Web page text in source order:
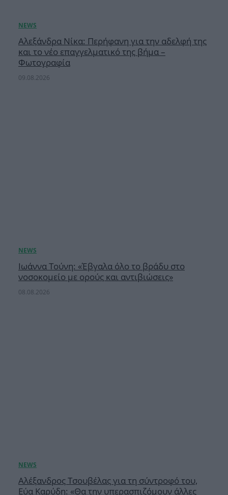
Αλεξάνδρα Νίκα: Περήφανη για την αδελφή της
και το νέο επαγγελματικό της βήμα –
Φωτογραφία
09.08.2026
Ιωάννα Τούνη: «Έβγαλα όλο το βράδυ στο
νοσοκομείο με ορούς και αντιβιώσεις»
08.08.2026
Αλέξανδρος Τσουβέλας για τη σύντροφό του,
Εύα Καρύδη: «Θα την υπερασπιζόμουν άλλες